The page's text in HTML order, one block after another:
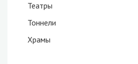
Театры
Тоннели
Храмы